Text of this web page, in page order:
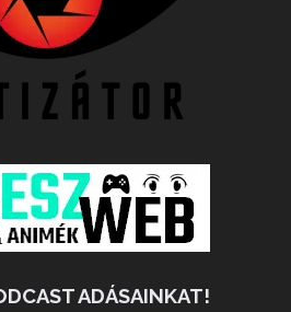
ADÁSAINKAT!